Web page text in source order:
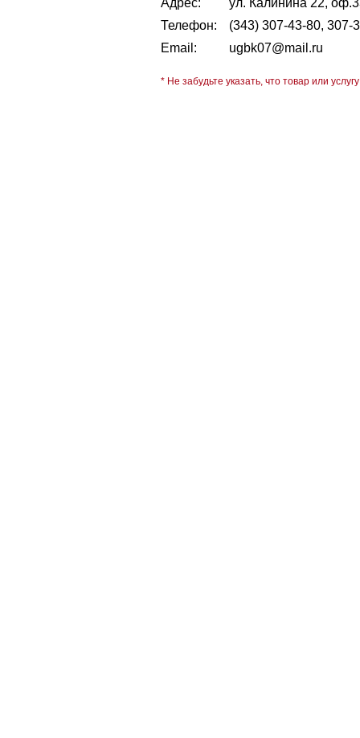
Адрес:
ул. Калинина 22,
Телефон:
(343) 307-43-80, 307-
Email:
ugbk07@mail.ru
* Не забудьте указать, что товар или